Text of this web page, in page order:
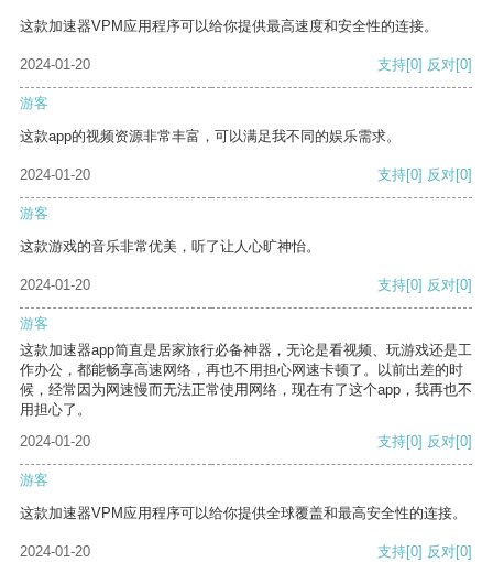
这款加速器VPM应用程序可以给你提供最高速度和安全性的连接。
2024-01-20 支持[0] 反对[0]
游客
这款app的视频资源非常丰富，可以满足我不同的娱乐需求。
2024-01-20 支持[0] 反对[0]
游客
这款游戏的音乐非常优美，听了让人心旷神怡。
2024-01-20 支持[0] 反对[0]
游客
这款加速器app简直是居家旅行必备神器，无论是看视频、玩游戏还是工
作办公，都能畅享高速网络，再也不用担心网速卡顿了。以前出差的时
候，经常因为网速慢而无法正常使用网络，现在有了这个app，我再也不
用担心了。
2024-01-20
支持[0] 反对[0]
游客
这款加速器VPM应用程序可以给你提供全球覆盖和最高安全性的连接。
2024-01-20 支持[0] 反对[0]